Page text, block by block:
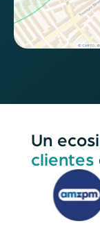
Un
clientes